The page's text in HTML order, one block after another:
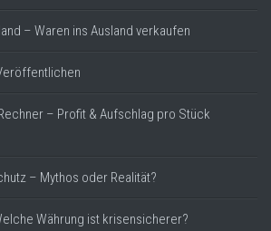
– Waren ins Ausland verkaufen
– Profit & Aufschlag pro Stück
– Mythos oder Realität?
Währung ist krisensicherer?